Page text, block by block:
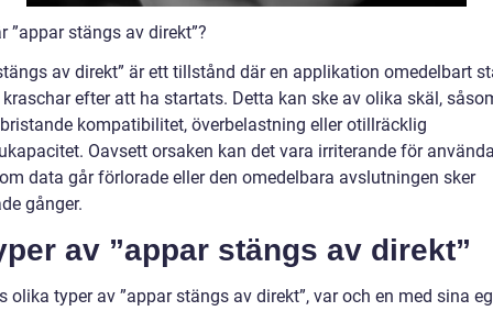
”appar stängs av direkt”?
av direkt” är ett tillstånd där en applikation omedelbart
kraschar efter att ha startats. Detta kan ske av olika skäl,
kompatibilitet, överbelastning eller otillräcklig
Oavsett orsaken kan det vara irriterande för
data går förlorade eller den omedelbara avslutningen sker
gånger.
av ”appar stängs av direkt”
olika typer av ”appar stängs av direkt”, var och en med sina